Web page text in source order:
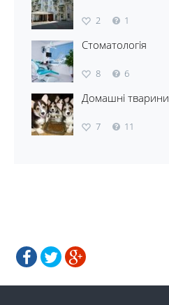
2 1
Стоматологія
8 6
Домашні тварини
7 11